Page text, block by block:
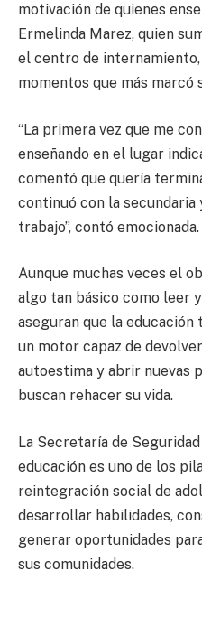
motivación de quienes
Ermelinda Marez, quien
el centro de
momentos que más marcó
“La primera vez que me
enseñando en el lugar
comentó que quería
continuó con la secundaria
trabajo”, contó emocionada.
Aunque muchas veces el
algo tan básico como leer
aseguran que la
un motor capaz de
autoestima y abrir nuevas
buscan rehacer su vida.
La Secretaría de
educación es uno de los
reintegración social de
desarrollar habilidades,
generar oportunidades
sus comunidades.